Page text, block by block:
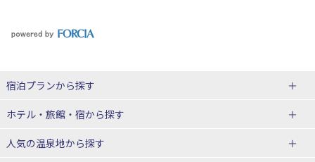
宿泊プランから探す
北海道
東北
ホテル・旅館・宿から探す
北海道ホテル・旅館
人気の温泉地から探す